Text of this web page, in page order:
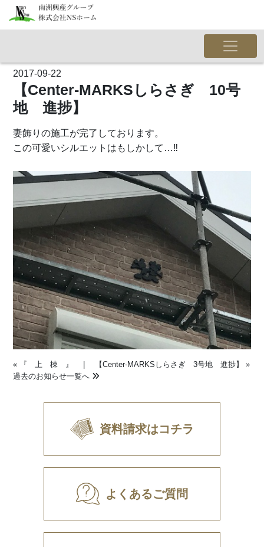
2017-09-22
【Center-MARKSしらさぎ 10号
地 進捗】
妻飾りの施工が完了しております。
この可愛いシルエットはもしかして…‼
« 『 上 棟 』 【Center-MARKSしらさぎ 3号地 進捗】
»
過去のお知らせ一覧へ
資料請求はコチラ
よくあるご質問